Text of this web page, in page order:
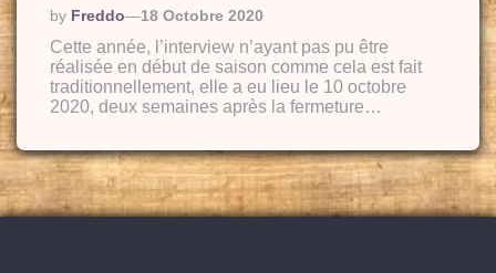
Posted
By
By Freddo 18 Octobre 2020
Cette année, l’interview n’ayant pas pu être
réalisée en début de saison comme cela est fait
traditionnellement, elle a eu lieu le 10 octobre
2020, deux semaines après la fermeture…